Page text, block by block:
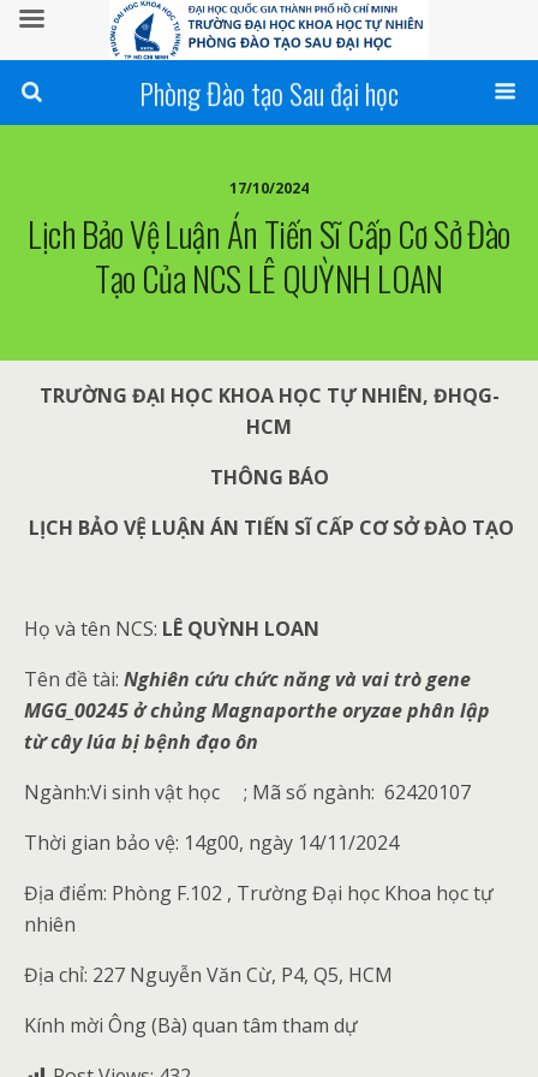
Phòng Đào tạo Sau đại học
17/10/2024
Lịch Bảo Vệ Luận Án Tiến Sĩ Cấp Cơ Sở Đào
Tạo Của NCS LÊ QUỲNH LOAN
TRƯỜNG ĐẠI HỌC KHOA HỌC TỰ NHIÊN, ĐHQG-
HCM
THÔNG BÁO
LỊCH BẢO VỆ LUẬN ÁN TIẾN SĨ CẤP CƠ SỞ ĐÀO TẠO
Họ và tên NCS: LÊ QUỲNH LOAN
Tên đề tài: Nghiên cứu chức năng và vai trò gene
MGG_00245 ở chủng Magnaporthe oryzae phân lập
từ cây lúa bị bệnh đạo ôn
Ngành:Vi sinh vật học
; Mã số ngành: 62420107
Thời gian bảo vệ: 14g00, ngày 14/11/2024
Địa điểm: Phòng F.102 , Trường Đại học Khoa học tự
nhiên
Địa chỉ: 227 Nguyễn Văn Cừ, P4, Q5, HCM
Kính mời Ông (Bà) quan tâm tham dự